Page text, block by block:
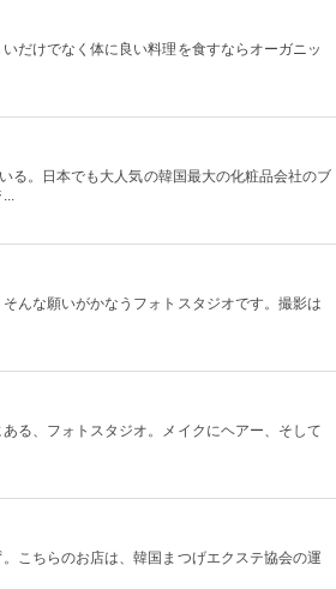
だけでなく体に良い料理を食すならオーガニッ
る。日本でも大人気の韓国最大の化粧品会社のブ
んな願いがかなうフォトスタジオです。撮影は
る、フォトスタジオ。メイクにヘアー、そして
こちらのお店は、韓国まつげエクステ協会の運